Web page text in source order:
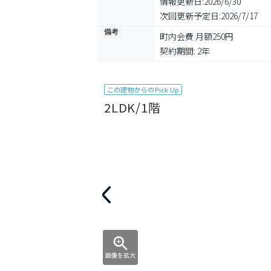
次回更新予定日:2026/7/17
備考
町内会費 月額250円
契約期間: 2年
この建物からのPick Up
2LDK/1階
画像を拡大